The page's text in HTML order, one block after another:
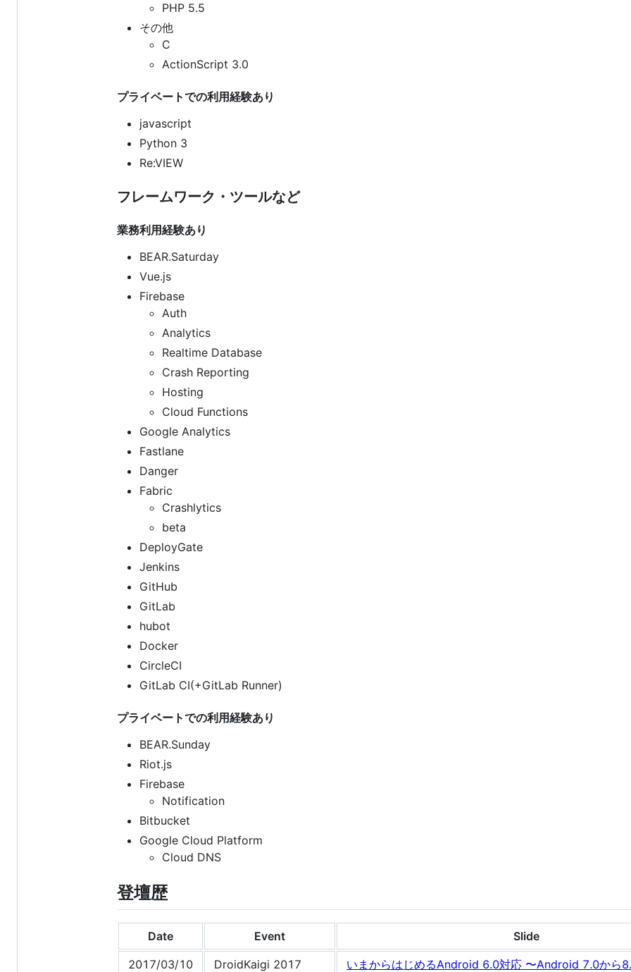
PHP 5.5
その他
C
ActionScript 3.0
プライベートでの利用経験あり
javascript
Python 3
Re:VIEW
フレームワーク・ツールなど
業務利用経験あり
BEAR.Saturday
Vue.js
Firebase
Auth
Analytics
Realtime Database
Crash Reporting
Hosting
Cloud Functions
Google Analytics
Fastlane
Danger
Fabric
Crashlytics
beta
DeployGate
Jenkins
GitHub
GitLab
hubot
Docker
CircleCI
GitLab CI(+GitLab Runner)
プライベートでの利用経験あり
BEAR.Sunday
Riot.js
Firebase
Notification
Bitbucket
Google Cloud Platform
Cloud DNS
登壇歴
Date Event
Slide
2017/03/10
DroidKaigi 2017
いまからはじめるAndroid 6.0対応 〜Android 7.0から